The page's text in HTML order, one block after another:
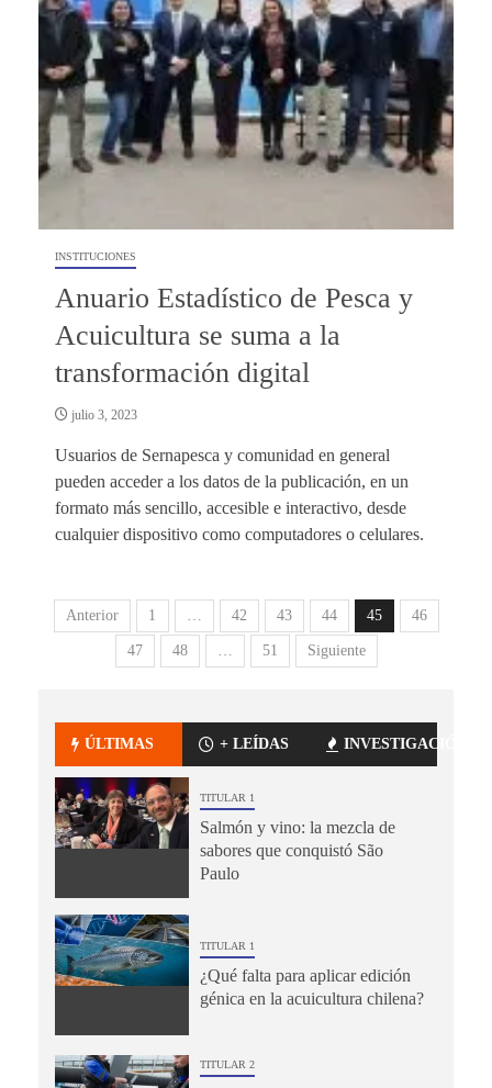
INSTITUCIONES
Anuario Estadístico de Pesca y
Acuicultura se suma a la
transformación digital
julio 3, 2023
Usuarios de Sernapesca y comunidad en general
pueden acceder a los datos de la publicación, en un
formato más sencillo, accesible e interactivo, desde
cualquier dispositivo como computadores o celulares.
Anterior 1 42 43 44 45 46
47 48 51 Siguiente
ÚLTIMAS + LEÍDAS INVESTIGACIÓN
TITULAR 1
Salmón y vino: la mezcla de
sabores que conquistó São
Paulo
TITULAR 1
¿Qué falta para aplicar edición
génica en la acuicultura chilena?
TITULAR 2